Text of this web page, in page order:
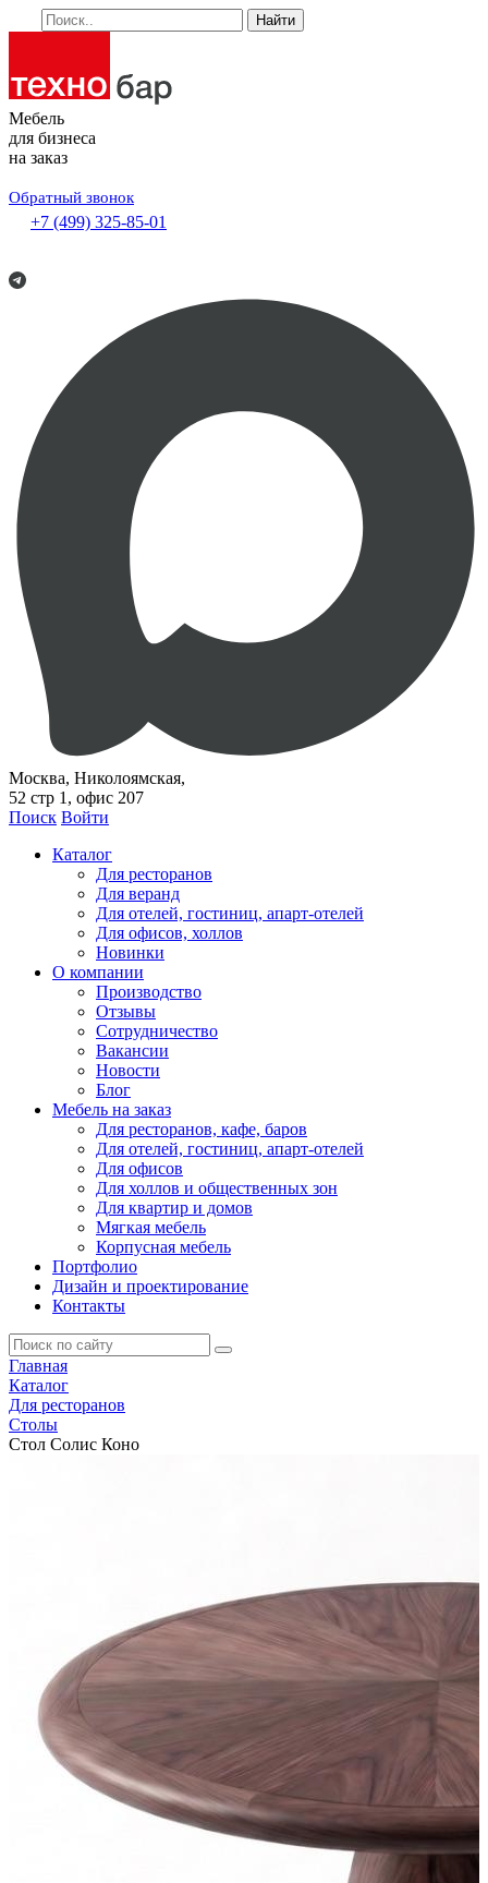
Найти
Мебель
для бизнеса
на заказ
Обратный звонок
+7 (499) 325-85-01
Москва, Николоямская,
52 стр 1, офис 207
Поиск Войти
Каталог
Для ресторанов
Для веранд
Для отелей, гостиниц, апарт-отелей
Для офисов, холлов
Новинки
О компании
Производство
Отзывы
Сотрудничество
Вакансии
Новости
Блог
Мебель на заказ
Для ресторанов, кафе, баров
Для отелей, гостиниц, апарт-отелей
Для офисов
Для холлов и общественных зон
Для квартир и домов
Мягкая мебель
Корпусная мебель
Портфолио
Дизайн и проектирование
Контакты
Главная
Каталог
Для ресторанов
Столы
Стол Солис Коно